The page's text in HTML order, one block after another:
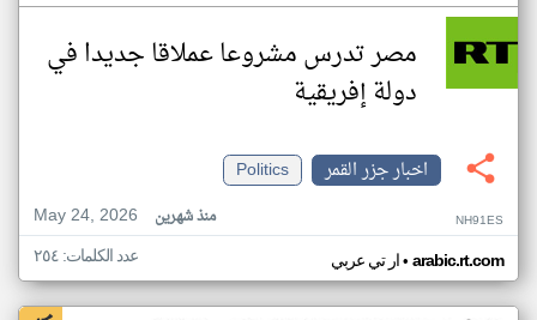
مصر تدرس مشروعا عملاقا جديدا في
دولة إفريقية
اخبار جزر القمر
Politics
May 24, 2026
منذ شهرين NH91ES
ار تي عربي• arabic.rt.com عدد الكلمات: ٢٥٤